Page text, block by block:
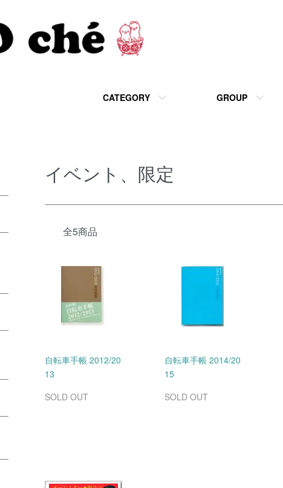
CATEGORY GROUP
イベント、限定
全5商品
自転車手帳 2012/20
13
SOLD OUT
自転車手帳 2014/20
15
SOLD OUT